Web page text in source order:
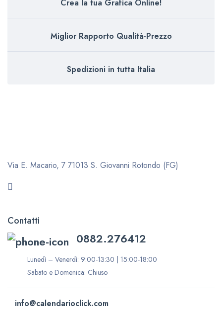
Crea la tua Grafica Online!
Miglior Rapporto Qualità-Prezzo
Spedizioni in tutta Italia
Via E. Macario, 7 71013 S. Giovanni Rotondo (FG)
Contatti
0882.276412
Lunedì – Venerdì: 9:00-13:30 | 15:00-18:00
Sabato e Domenica: Chiuso
info@calendarioclick.com